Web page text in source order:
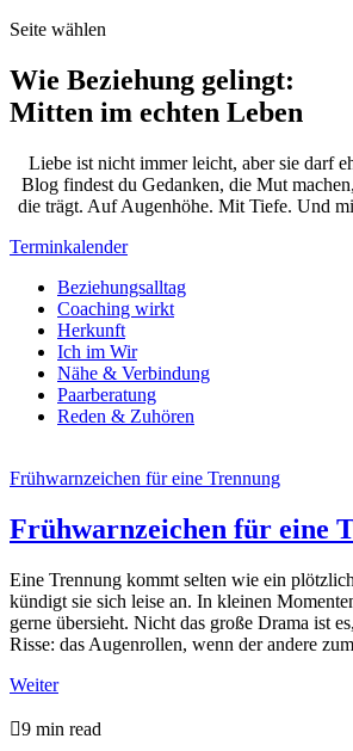
Seite wählen
Wie Beziehung gelingt:
Mitten im echten Leben
Liebe ist nicht immer leicht, aber sie darf
Blog findest du Gedanken, die Mut
die trägt. Auf Augenhöhe. Mit Tiefe. Und
Terminkalender
Beziehungsalltag
Coaching wirkt
Herkunft
Ich im Wir
Nähe & Verbindung
Paarberatung
Reden & Zuhören
Frühwarnzeichen für eine Trennung
Frühwarnzeichen für eine
Eine Trennung kommt selten wie ein
kündigt sie sich leise an. In kleinen
gerne übersieht. Nicht das große Drama ist
Risse: das Augenrollen, wenn der andere
Weiter
9 min read